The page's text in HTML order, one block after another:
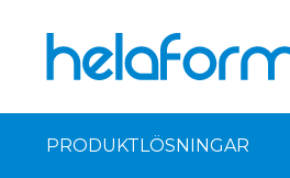
PRODUKTLÖSNINGAR